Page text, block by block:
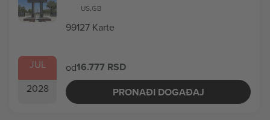
JUL
2028
US,GB
99127 Karte
od16.777 RSD
PRONAĐI DOGAĐAJ